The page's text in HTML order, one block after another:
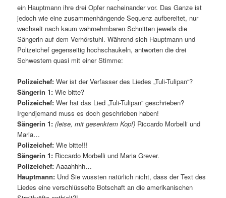
ein Hauptmann ihre drei Opfer nacheinander vor. Das Ganze ist
jedoch wie eine zusammenhängende Sequenz aufbereitet, nur
wechselt nach kaum wahrnehmbaren Schnitten jeweils die
Sängerin auf dem Verhörstuhl. Während sich Hauptmann und
Polizeichef gegenseitig hochschaukeln, antworten die drei
Schwestern quasi mit einer Stimme:
Polizeichef: Wer ist der Verfasser des Liedes „Tuli-Tulipan“?
Sängerin 1: Wie bitte?
Polizeichef: Wer hat das Lied „Tuli-Tulipan“ geschrieben?
Irgendjemand muss es doch geschrieben haben!
Sängerin 1: (leise, mit gesenktem Kopf) Riccardo Morbelli und
Maria…
Polizeichef: Wie bitte!!!
Sängerin 1: Riccardo Morbelli und Maria Grever.
Polizeichef: Aaaahhhh…
Hauptmann: Und Sie wussten natürlich nicht, dass der Text des
Liedes eine verschlüsselte Botschaft an die amerikanischen